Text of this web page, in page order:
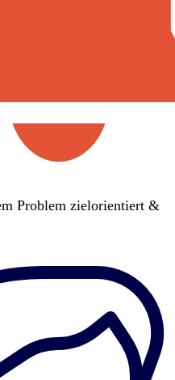
Problem zielorientiert &